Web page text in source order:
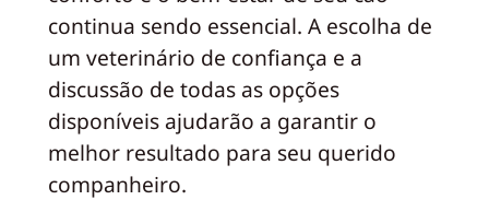
continua sendo essencial. A escolha de
um veterinário de confiança e a
discussão de todas as opções
disponíveis ajudarão a garantir o
melhor resultado para seu querido
companheiro.